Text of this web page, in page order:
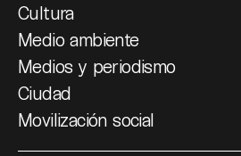
Cultura
Medio ambiente
Medios y periodismo
Ciudad
Movilización social